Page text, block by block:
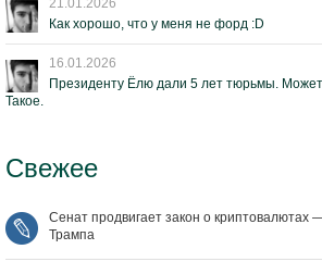
21.01.2026
Как хорошо, что у меня не форд :D
16.01.2026
Президенту Ёлю дали 5 лет тюрьмы.
Такое.
Свежее
Сенат продвигает закон о криптовалютах
Трампа